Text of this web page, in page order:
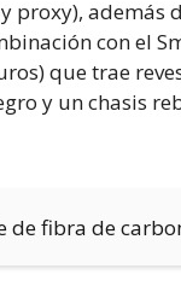
además
con el
que trae
y un chasis
de fibra de